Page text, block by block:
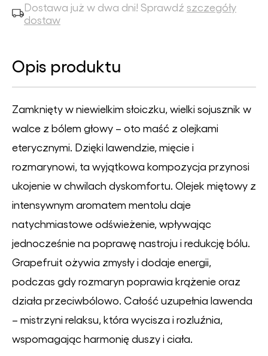
Dostawa już w dwa dni! Sprawdź szczegóły
dostaw
Opis produktu
Zamknięty w niewielkim słoiczku, wielki sojusznik w
walce z bólem głowy – oto maść z olejkami
eterycznymi. Dzięki lawendzie, mięcie i
rozmarynowi, ta wyjątkowa kompozycja przynosi
ukojenie w chwilach dyskomfortu. Olejek miętowy z
intensywnym aromatem mentolu daje
natychmiastowe odświeżenie, wpływając
jednocześnie na poprawę nastroju i redukcję bólu.
Grapefruit ożywia zmysły i dodaje energii,
podczas gdy rozmaryn poprawia krążenie oraz
działa przeciwbólowo. Całość uzupełnia lawenda
– mistrzyni relaksu, która wycisza i rozluźnia,
wspomagając harmonię duszy i ciała.